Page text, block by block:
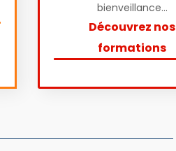
bienveillance...
Découvrez nos
formations